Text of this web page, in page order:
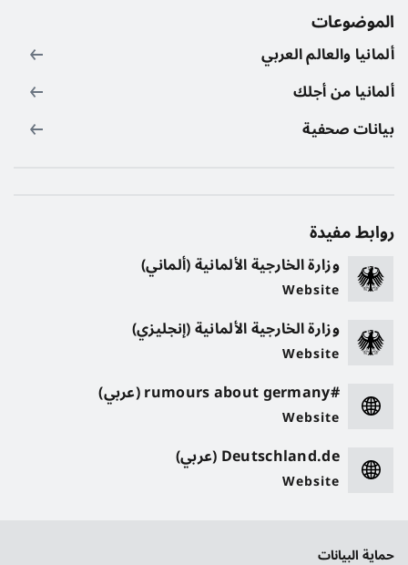
الموضوعات
ألمانيا والعالم العربي
ألمانيا من أجلك
بيانات صحفية
روابط مفيدة
وزارة الخارجية الألمانية (ألماني)
Website
وزارة الخارجية الألمانية (إنجليزي)
Website
#rumours about germany (عربي)
Website
Deutschland.de (عربي)
Website
حماية البيانات